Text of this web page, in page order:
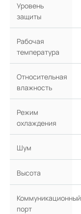
Уровень
защиты
Рабочая
температура
Относительная
влажность
Режим
охлаждения
Шум
Высота
Коммуникационный
порт